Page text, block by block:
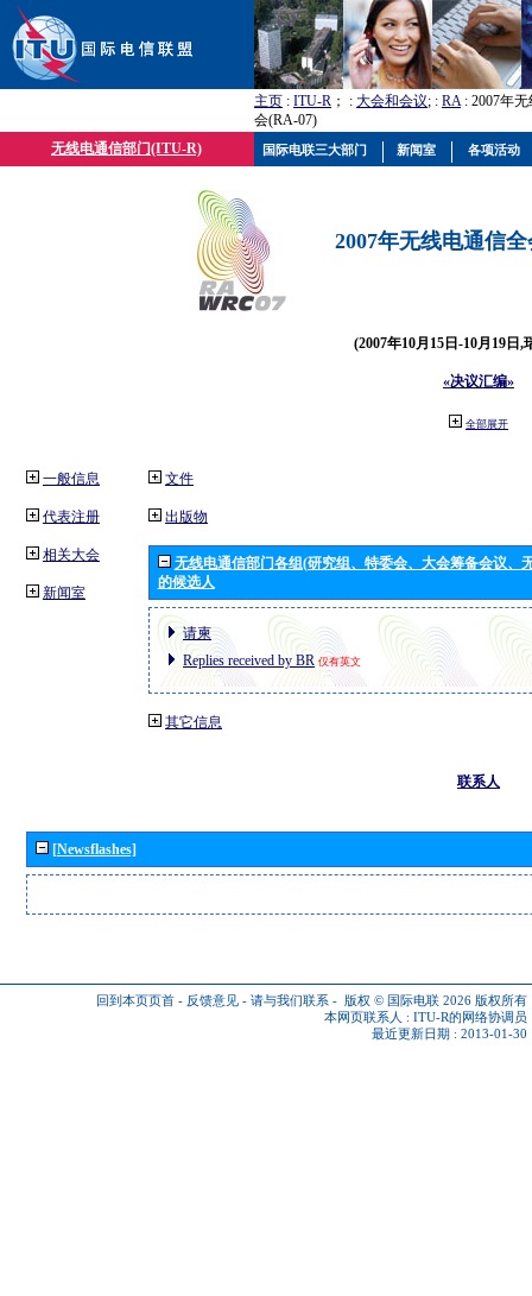
主页 : ITU-R ； : 大会和会议; : RA: 2007年
会(RA-07)
无线电通信部门(ITU-R)
2007年无线电通信
(2007年10月15日-10月19日,
«决议汇编»
全部展开
一般信息
代表注册
相关大会
新闻室
文件
出版物
无线电通信部门各组(研究组、特委会、大会筹备会议、
的候选人
请柬
Replies received by BR 仅有英文
其它信息
联系人
[Newsflashes]
回到本页页首 - 反馈意见 - 请与我们联系 - 版权 © 国际电联 2026 版权所有
本网页联系人 : ITU-R的网络协调员
最近更新日期 : 2013-01-30
国际电联三大部门 新闻室 各项活动